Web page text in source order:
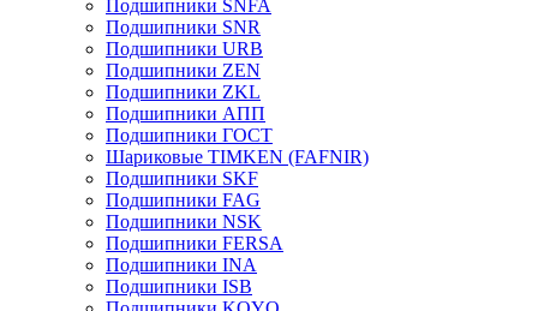
Подшипники SNFA
Подшипники SNR
Подшипники URB
Подшипники ZEN
Подшипники ZKL
Подшипники АПП
Подшипники ГОСТ
Шариковые ТІMKEN (FAFNIR)
Подшипники SKF
Подшипники FAG
Подшипники NSK
Подшипники FERSA
Подшипники INA
Подшипники ISB